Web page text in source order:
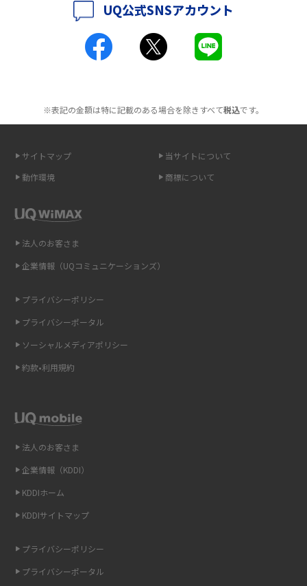
ポケット型Wi-Fiとは？通信の仕組みやメリット・デメリットを解説
工事不要！置くだけWi-Fiの特徴は？メリット・デメリットや選び方を解説
介
ポケット型Wi-Fi（モバイルWi-Fi）とは？おススメする方の特徴や選び方を
点も解説
ギガバイト（GB）とは？1GBの目安やギガが足りない時の対処法を紹介
Wi-Fiを自宅に設置する方法は？必要なことやポイントも紹介
光ファイバーとは？仕組みやメリット・デメリットを初心者向けにわかり
やすく解説
ストリーミング再生とは？ダウンロードとの違いやメリット・デメリット
UQ公式SNSアカウント
※表記の金額は特に記載のある場合を除きすべて税込です。
サイトマップ
当サイトについて
動作環境
商標について
法人のお客さま
企業情報（KDDI）
KDDIホーム
KDDIサイトマップ
プライバシーポリシー
プライバシーポータル
法人のお客さま
企業情報（UQコミュニケーションズ）
プライバシーポリシー
プライバシーポータル
ソーシャルメディアポリシー
約款•利用規約